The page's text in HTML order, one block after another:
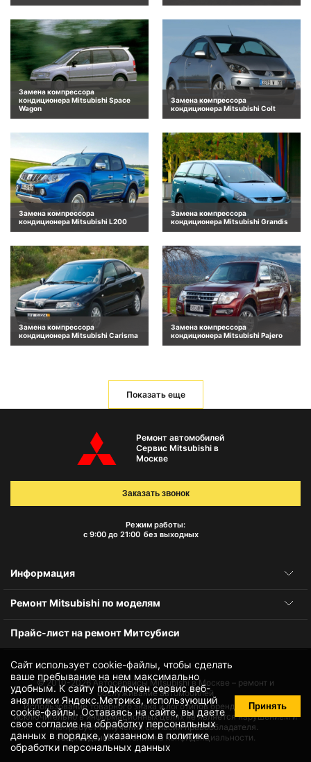
Замена компрессора
кондиционера Mitsubishi Space
Wagon
Замена компрессора
кондиционера Mitsubishi Colt
Замена компрессора
кондиционера Mitsubishi L200
Замена компрессора
кондиционера Mitsubishi Grandis
Замена компрессора
кондиционера Mitsubishi Carisma
Замена компрессора
кондиционера Mitsubishi Pajero
Показать еще
Сайт использует cookie-файлы, чтобы сделать
ваше пребывание на нем максимально
удобным. К cайту подключен сервис веб-
аналитики Яндекс.Метрика, использующий
cookie-файлы. Оставаясь на сайте, вы даете
своесогласие на обработку персональных
данных в порядке, указанном в политике
обработки персональных данных
Принять
Ремонт автомобилей
Сервис Mitsubishi в
Москве
Режим работы:
с 9:00 до 21:00 без выходных
Заказать звонок
Информация
Ремонт Mitsubishi по моделям
Прайс-лист на ремонт Митсубиси
© 2010-2026Автосервисы Mitsubishi в Москве – ремонт и
обслуживание автомобилей
Использование товарного знака и логотипов бренда происходит
исключительно в информационных целях не является нарушением и
не требует получения согласия правообладателя.
Защита данных и политика конфиденциальности.